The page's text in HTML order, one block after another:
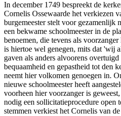
In december 1749 bespreekt de
Cornelis Ossewaarde het verkiezen
burgemeester stelt voor gezamenlijk
een bekwame schoolmeester in de
benoemen, die tevens als
is hiertoe wel genegen, mits dat 'wij
gaven als anders alvoorens
bequaamheid en gepastheid tot den
neemt hier volkomen genoegen in.
nieuwe schoolmeester heeft
voorheen hier voorzanger is
nodig een sollicitatieprocedure open
stemmen verkiest het Cornelis van